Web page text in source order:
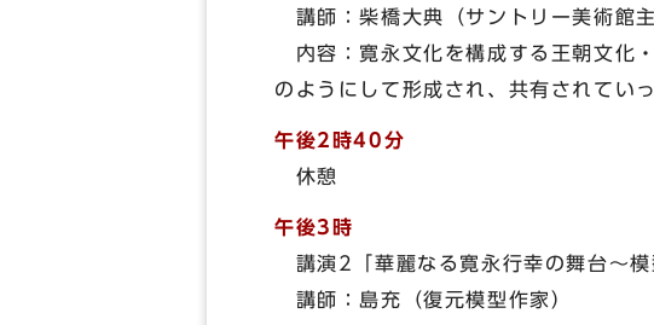
講師：柴橋大典（サントリー美術館主
内容：寛永文化を構成する王朝文化
のようにして形成され、共有されてい
午後2時40分
休憩
午後3時
講演2「華麗なる寛永行幸の舞台～模
講師：島充（復元模型作家）